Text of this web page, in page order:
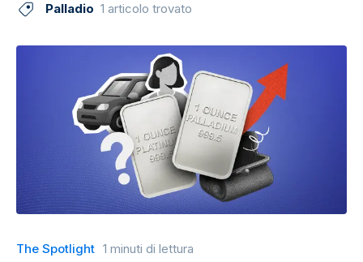
Palladio 1 articolo trovato
The Spotlight 1 minuti di lettura